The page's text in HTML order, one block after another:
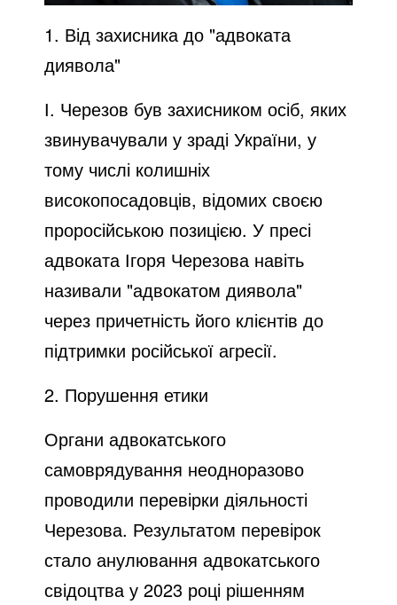
1. Від захисника до "адвоката
диявола"
І. Черезов був захисником осіб, яких
звинувачували у зраді України, у
тому числі колишніх
високопосадовців, відомих своєю
проросійською позицією. У пресі
адвоката Ігоря Черезова навіть
називали "адвокатом диявола"
через причетність його клієнтів до
підтримки російської агресії.
2. Порушення етики
Органи адвокатського
самоврядування неодноразово
проводили перевірки діяльності
Черезова. Результатом перевірок
стало анулювання адвокатського
свідоцтва у 2023 році рішенням